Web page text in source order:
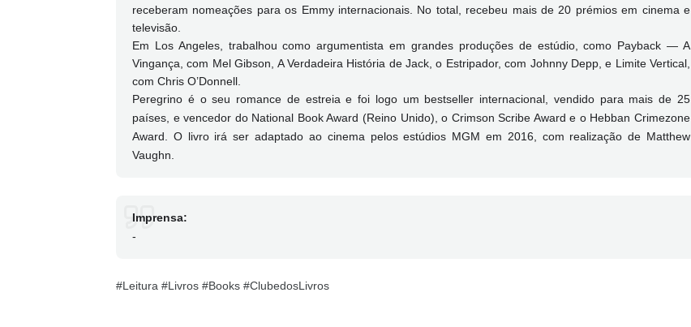
receberam nomeações para os Emmy internacionais. No total, recebeu mais de 20 prémios em cinema e
televisão.
Em Los Angeles, trabalhou como argumentista em grandes produções de estúdio, como Payback — A
Vingança, com Mel Gibson, A Verdadeira História de Jack, o Estripador, com Johnny Depp, e Limite Vertical,
com Chris O’Donnell.
Peregrino é o seu romance de estreia e foi logo um bestseller internacional, vendido para mais de 25
países, e vencedor do National Book Award (Reino Unido), o Crimson Scribe Award e o Hebban Crimezone
Award. O livro irá ser adaptado ao cinema pelos estúdios MGM em 2016, com realização de Matthew
Vaughn.
Imprensa:
-
#Leitura #Livros #Books #ClubedosLivros